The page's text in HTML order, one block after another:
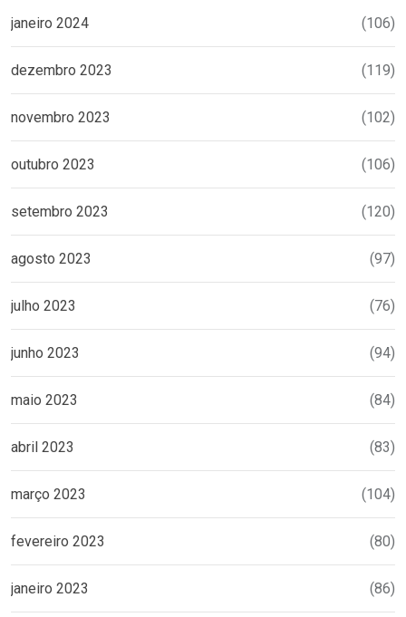
janeiro 2024 (106)
dezembro 2023 (119)
novembro 2023 (102)
outubro 2023 (106)
setembro 2023 (120)
agosto 2023 (97)
julho 2023 (76)
junho 2023 (94)
maio 2023 (84)
abril 2023 (83)
março 2023 (104)
fevereiro 2023 (80)
janeiro 2023 (86)